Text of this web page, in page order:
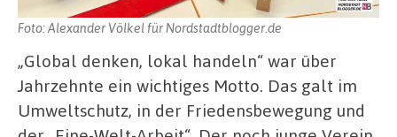
Foto: Alexander Völkel für Nordstadtblogger.de
„Global denken, lokal handeln“ war über
Jahrzehnte ein wichtiges Motto. Das galt im
Umweltschutz, in der Friedensbewegung und